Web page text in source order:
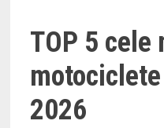
TOP 5 cele
2026